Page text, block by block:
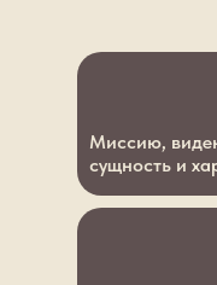
Миссию,
сущность и